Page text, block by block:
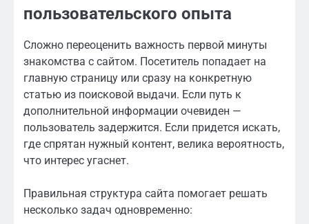
пользовательского опыта
Сложно переоценить важность первой минуты
знакомства с сайтом. Посетитель попадает на
главную страницу или сразу на конкретную
статью из поисковой выдачи. Если путь к
дополнительной информации очевиден —
пользователь задержится. Если придется искать,
где спрятан нужный контент, велика вероятность,
что интерес угаснет.
Правильная структура сайта помогает решать
несколько задач одновременно: